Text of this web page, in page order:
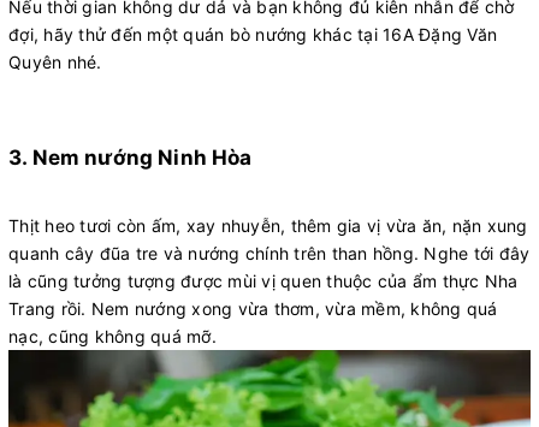
Nếu thời gian không dư dả và bạn không đủ kiên nhẫn để chờ
đợi, hãy thử đến một quán bò nướng khác tại 16A Đặng Văn
Quyên nhé.
3. Nem nướng Ninh Hòa
Thịt heo tươi còn ấm, xay nhuyễn, thêm gia vị vừa ăn, nặn xung
quanh cây đũa tre và nướng chính trên than hồng. Nghe tới đây
là cũng tưởng tượng được mùi vị quen thuộc của ẩm thực Nha
Trang rồi. Nem nướng xong vừa thơm, vừa mềm, không quá
nạc, cũng không quá mỡ.